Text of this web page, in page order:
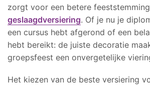
zorgt voor een betere
geslaagdversiering. Of je nu je
een cursus hebt afgerond of een
hebt bereikt: de juiste decoratie
groepsfeest een onvergetelijke
Het kiezen van de beste versiering